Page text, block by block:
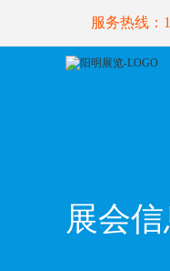
服务热线：
展会